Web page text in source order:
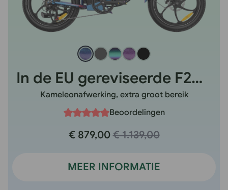
In de EU gereviseerde F20+ Pro
Kameleonafwerking, extra groot bereik
Beoordelingen
€ 879,00 € 1.139,00
MEER INFORMATIE